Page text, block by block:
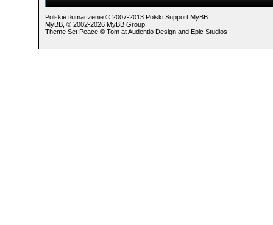
Polskie tłumaczenie © 2007-2013 Polski Support MyBB
MyBB, © 2002-2026 MyBB Group.
Theme Set Peace © TomatAudentio Designand Epic Studios